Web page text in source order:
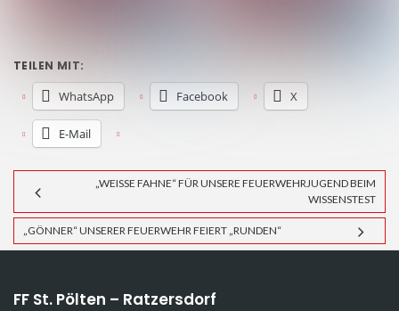
TEILEN MIT:
WhatsApp Facebook X
E-Mail
„WEISSE FAHNE“ FÜR UNSERE FEUERWEHRJUGEND BEIM W
ISSENSTEST
„GÖNNER“ UNSERER FEUERWEHR FEIERT „RUNDEN“
FF St. Pölten – Ratzersdorf